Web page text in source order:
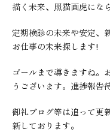
描く未来、照猫画虎にな
定期検診の未来や安定、
お仕事の未来探します!
ゴールまで導きますね。
うございます。進捗報告
御礼ブログ等は追って更
新しております。